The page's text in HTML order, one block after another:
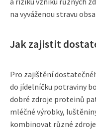
na vyváženou stravu
Jak zajistit
Pro zajištění
do jídelníčku potraviny
dobré zdroje proteinů
mléčné výrobky,
kombinovat různé